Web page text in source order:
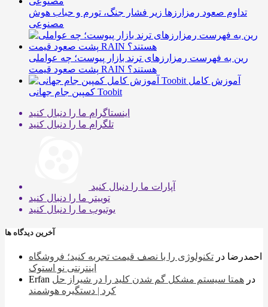
تداوم صعود رمزارزها زیر فشار جنگ، تورم و حباب هوش
مصنوعی
رین به فهرست رمزارزهای ترند بازار پیوست؛ چه عواملی
پشت صعود قیمت RAIN هستند؟
آموزش کامل
کمپین جام جهانی Toobit
اینستاگرام ما را دنبال کنید
تلگرام ما را دنبال کنید
آپارات ما را دنبال کنید
توییتر ما را دنبال کنید
یوتیوب ما را دنبال کنید
آخرین دیدگاه ها
احمدرضا در تکنولوژی را با نصف قیمت تجربه کنید؛ فروشگاه
اینترنتی نو استوک
Erfan
در همتا سیستم مشکل گم شدن کلید را در شیراز حل
کرد | دستگیره هوشمند